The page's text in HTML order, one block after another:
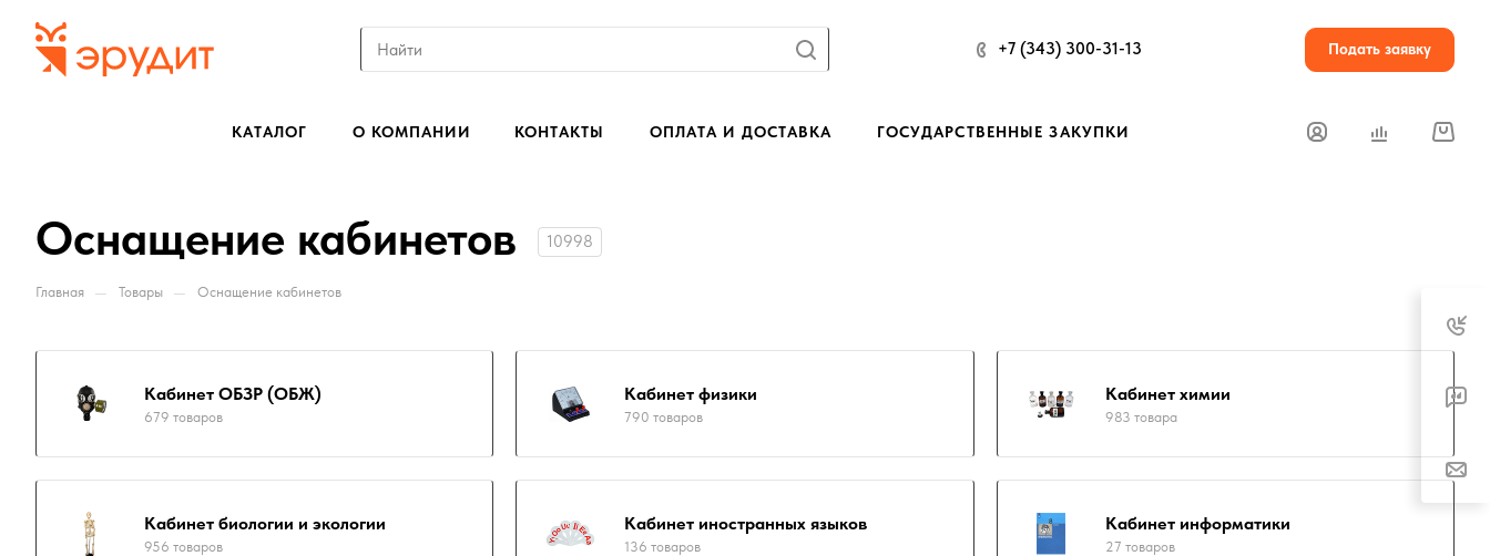
+7 (343) 300-31-13 Подать заявку
КАТАЛОГ О КОМПАНИИ КОНТАКТЫ ОПЛАТА И ДОСТАВКА ГОСУДАРСТВЕННЫЕ ЗАКУПКИ
Оснащение кабинетов 10998
Главная — Товары — Оснащение кабинетов
Кабинет ОБЗР (ОБЖ)
679 товаров
Кабинет физики
790 товаров
Кабинет химии
983 товара
Кабинет биологии и экологии
956 товаров
Кабинет иностранных языков
136 товаров
Кабинет информатики
27 товаров